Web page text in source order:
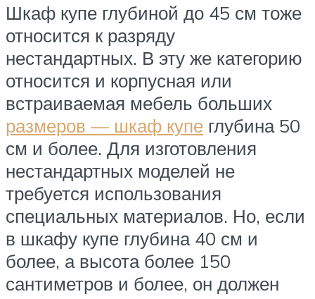
Шкаф купе глубиной до 45 см тоже
относится к разряду
нестандартных. В эту же категорию
относится и корпусная или
встраиваемая мебель больших
размеров — шкаф купе глубина 50
см и более. Для изготовления
нестандартных моделей не
требуется использования
специальных материалов. Но, если
в шкафу купе глубина 40 см и
более, а высота более 150
сантиметров и более, он должен